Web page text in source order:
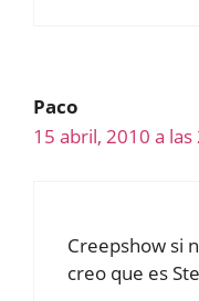
Paco
15 abril, 2010 a las
Creepshow si
creo que es